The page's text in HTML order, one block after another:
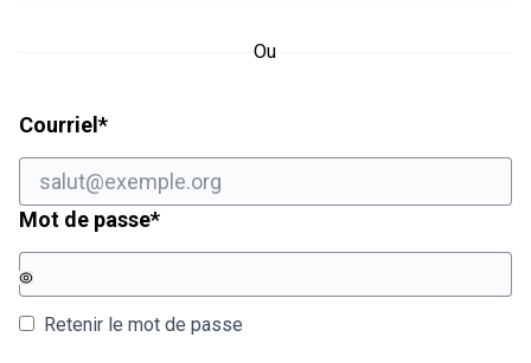
Ou
Courriel *Champ obligatoire
Mot de passe*Champ obligatoire
Retenir le mot de passe